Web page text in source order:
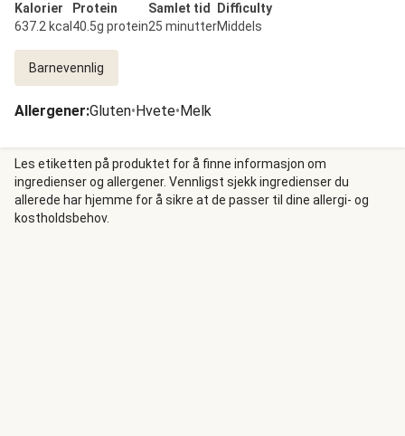
Kalorier
637.2 kcal
Protein
40.5g protein
Samlet tid
25 minutter
Difficulty
Middels
Barnevennlig
Allergener:Gluten•Hvete•Melk
Les etiketten på produktet for å finne informasjon om
ingredienser og allergener. Vennligst sjekk ingredienser du
allerede har hjemme for å sikre at de passer til dine allergi- og
kostholdsbehov.